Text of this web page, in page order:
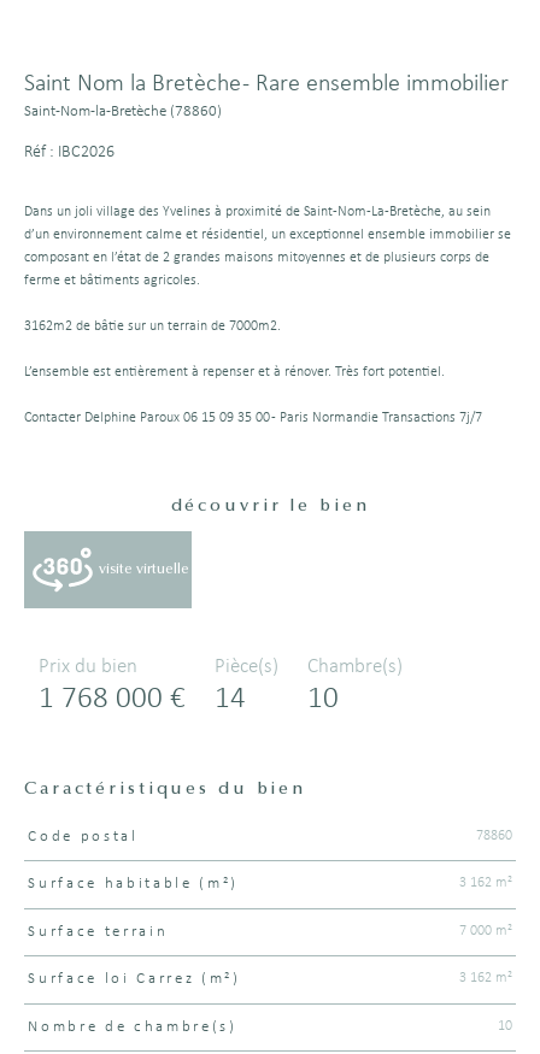
Saint Nom la Bretèche - Rare ensemble immobilier
Saint-Nom-la-Bretèche (78860)
Réf : IBC2026
Dans un joli village des Yvelines à proximité de Saint-Nom-La-Bretèche, au sein
d’un environnement calme et résidentiel, un exceptionnel ensemble immobilier se
composant en l’état de 2 grandes maisons mitoyennes et de plusieurs corps de
ferme et bâtiments agricoles.
3162m2 de bâtie sur un terrain de 7000m2.
L’ensemble est entièrement à repenser et à rénover. Très fort potentiel.
Contacter Delphine Paroux 06 15 09 35 00 - Paris Normandie Transactions 7j/7
découvrir le bien
visite virtuelle
Prix du bien
1 768 000 €
Pièce(s)
14
Chambre(s)
10
Caractéristiques du bien
Caractéristiques
Code postal 78860
Surface habitable (m²) 3 162 m²
surface terrain 7 000 m²
Surface loi Carrez (m²) 3 162 m²
Nombre de chambre(s) 10